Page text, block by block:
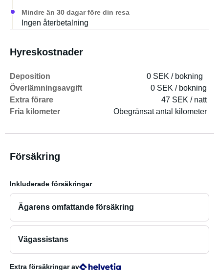
Mindre än 30 dagar före din resa
Ingen återbetalning
Hyreskostnader
Deposition
0 SEK / bokning
Överlämningsavgift
0 SEK / bokning
Extra förare
47 SEK / natt
Fria kilometer
Obegränsat antal kilometer
Försäkring
Inkluderade försäkringar
Ägarens omfattande försäkring
Vägassistans
Extra försäkringarav